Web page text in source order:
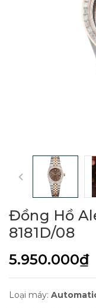
Đồng Hồ
8181D/08
5.950.000₫
Loại máy: